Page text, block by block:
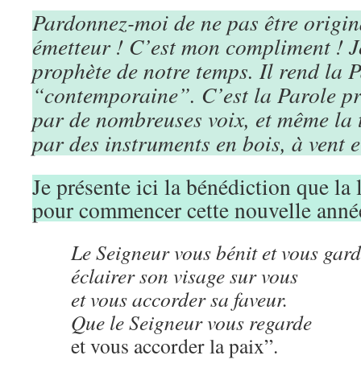
Pardonnez-moi de ne pas être
émetteur ! C’est mon compliment !
prophète de notre temps. Il rend la
“contemporaine”. C’est la Parole
par de nombreuses voix, et même
par des instruments en bois, à vent
Je présente ici la bénédiction que
pour commencer cette nouvelle
Le Seigneur vous bénit et vous
éclairer son visage sur vous
et vous accorder sa faveur.
Que le Seigneur vous regarde
et vous accorder la paix”.